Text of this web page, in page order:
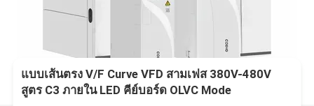
แบบเส้นตรง V/F Curve VFD สามเฟส 380V-480V
สูตร C3 ภายใน LED คีย์บอร์ด OLVC Mode